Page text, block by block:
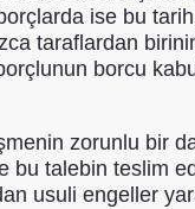
ise bu
taraflardan
borcu
zorunlu bir
bu talebin teslim
usuli engeller